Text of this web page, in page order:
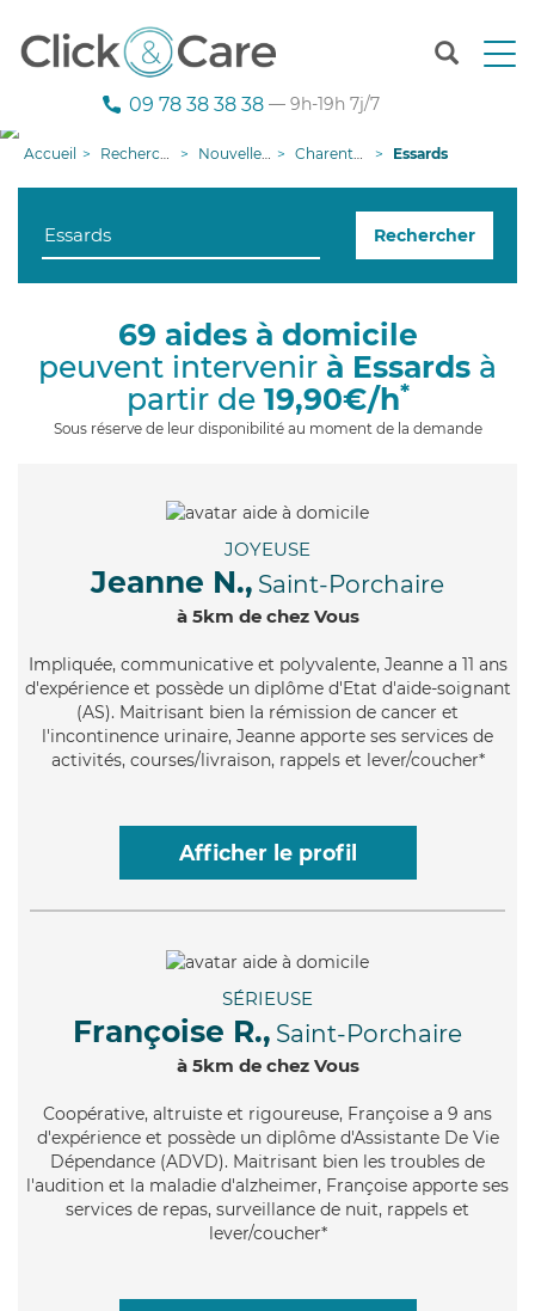
T
n
g
09 78 38 38 38 — 9h-19h 7j/7
Accueil Recherche aide à domicile Nouvelle-Aquitaine Charente-Maritime Essards
Rechercher
69 aides à domicile
peuvent intervenir à Essards à
partir de 19,90€/h*
Sous réserve de leur disponibilité au moment de la demande
JOYEUSE
Jeanne N., Saint-Porchaire
à 5km de chez Vous
Impliquée, communicative et polyvalente, Jeanne a 11 ans
d'expérience et possède un diplôme d'Etat d'aide-soignant
(AS). Maitrisant bien la rémission de cancer et
l'incontinence urinaire, Jeanne apporte ses services de
activités, courses/livraison, rappels et lever/coucher*
Afficher le profil
SÉRIEUSE
Françoise R., Saint-Porchaire
à 5km de chez Vous
Coopérative, altruiste et rigoureuse, Françoise a 9 ans
d'expérience et possède un diplôme d'Assistante De Vie
Dépendance (ADVD). Maitrisant bien les troubles de
l'audition et la maladie d'alzheimer, Françoise apporte ses
services de repas, surveillance de nuit, rappels et
lever/coucher*